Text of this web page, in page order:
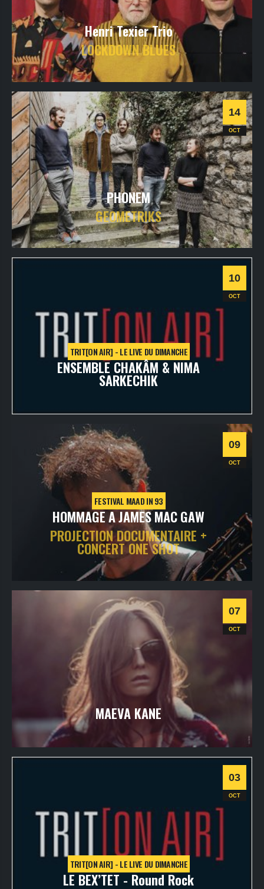
Henri Texier Trio
LOCKDOWN BLUES
vendredi - SALLE 1
Informations
14
OCT
PHONEM
GEOMETRIKS
jeudi14oct2021- 20h30- SALLE 1
10
OCT
TRIT[ON AIR] - LE LIVE DU DIMANCHE
ENSEMBLE CHAKÂM & NIMA
SARKECHIK
Informations
Classique
09
OCT
FESTIVAL MAAD IN 93
HOMMAGE A JAMES MAC GAW
PROJECTION DOCUMENTAIRE +
CONCERT ONE SHOT
samedi9oct 2021- 18h30 - SALLES 1 & 2
Informations
Cinéma Progressive
07
OCT
MAEVA KANE
2021 - 20h30 - SALLE 2
03
OCT
TRIT[ON AIR] - LE LIVE DU DIMANCHE
LE BEX’TET - Round Rock